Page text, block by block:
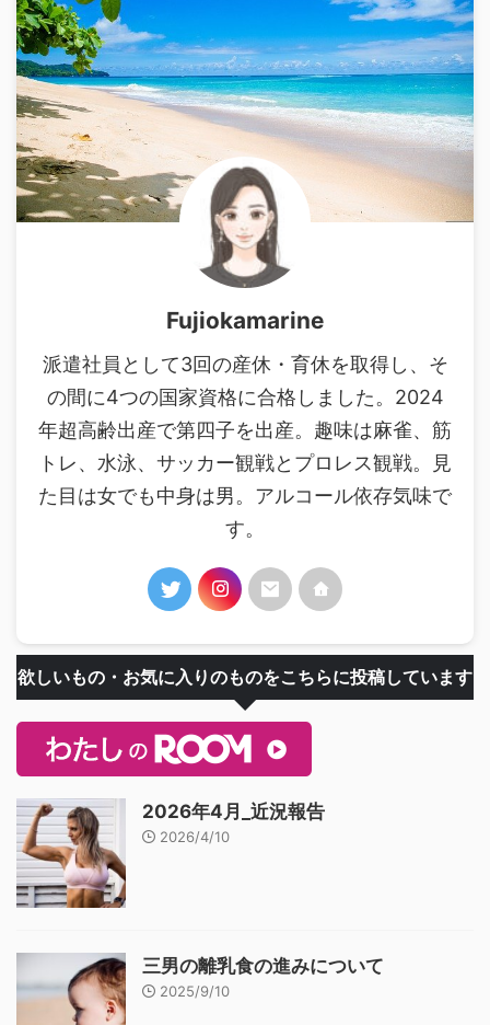
Fujiokamarine
派遣社員として3回の産休・育休を取得し、そ
の間に4つの国家資格に合格しました。2024
年超高齢出産で第四子を出産。趣味は麻雀、筋
トレ、水泳、サッカー観戦とプロレス観戦。見
た目は女でも中身は男。アルコール依存気味で
す。
欲しいもの・お気に入りのものをこちらに投稿しています
2026年4月_近況報告
2026/4/10
三男の離乳食の進みについて
2025/9/10